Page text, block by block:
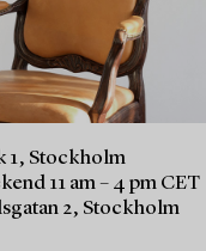
1, Stockholm
11 am – 4 pm CET
2, Stockholm